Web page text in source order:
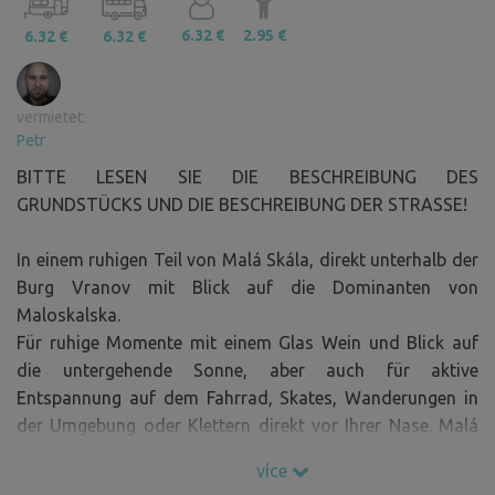
6.32 € 6.32 € 6.32 € 2.95 €
vermietet:
Petr
BITTE LESEN SIE DIE BESCHREIBUNG DES
GRUNDSTÜCKS UND DIE BESCHREIBUNG DER STRASSE!
In einem ruhigen Teil von Malá Skála, direkt unterhalb der
Burg Vranov mit Blick auf die Dominanten von
Maloskalska.
Für ruhige Momente mit einem Glas Wein und Blick auf
die untergehende Sonne, aber auch für aktive
Entspannung auf dem Fahrrad, Skates, Wanderungen in
der Umgebung oder Klettern direkt vor Ihrer Nase. Malá
Kommen Sie und entspannen Sie sich bei uns!
více